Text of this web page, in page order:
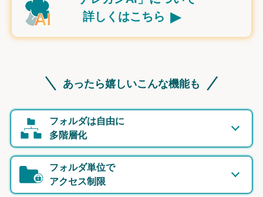
詳しくはこちら ▸
あったら嬉しいこんな機能も
フォルダは自由に
多階層化
フォルダ単位で
アクセス制限